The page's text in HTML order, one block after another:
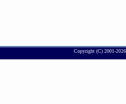
Copyright (C) 2001-